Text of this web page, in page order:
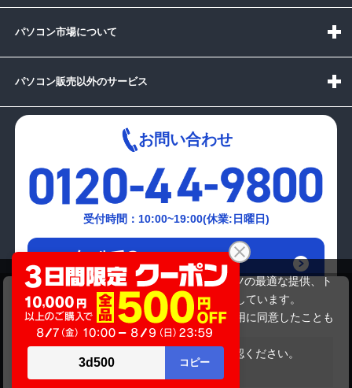
FUJITSU A550/A
商品価格 21,780円
在庫がありません
パソコン市場について
パソコン販売以外のサービス
お問い合わせ
受付時間：10:00~19:00(休業:日曜日)
メールでの
お問い合わせはこちら
当サイトでは利用体験の向上およびコンテンツの最適な提供、ト
ラフィックの分析を目的としてCookieを使用しています。
サイトの閲覧を継続された場合、Cookieの利用に同意したことも
のといたします。
をご確認ください。
承諾する